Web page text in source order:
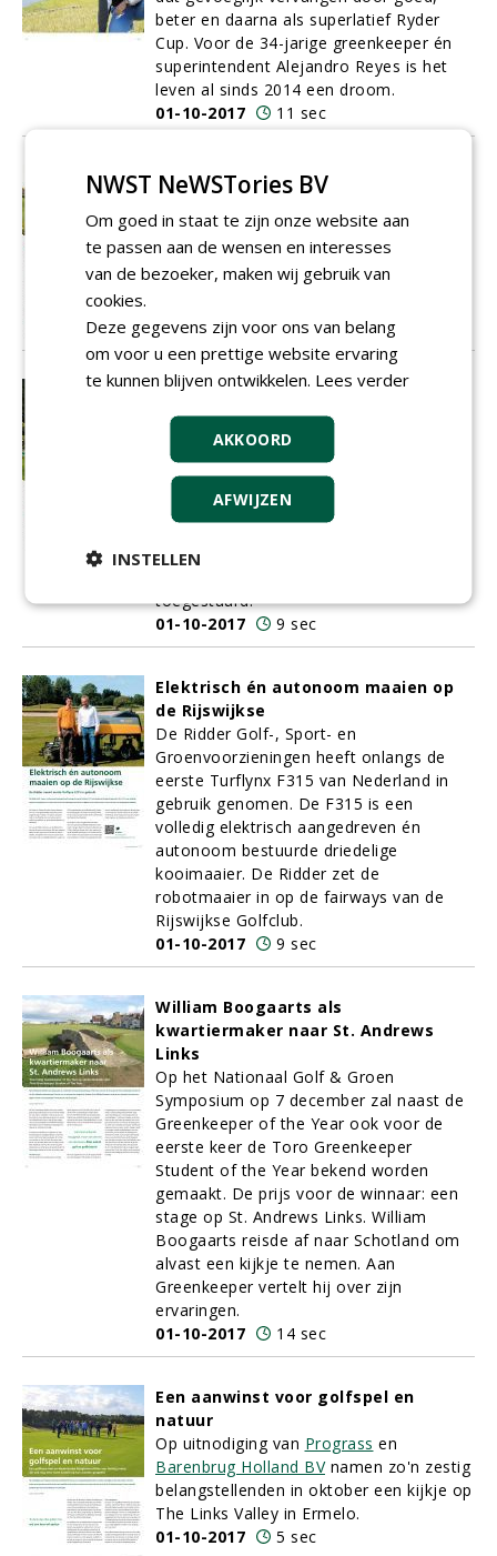
beter en daarna als superlatief Ryder
Cup. Voor de 34-jarige greenkeeper én
superintendent Alejandro Reyes is het
leven al sinds 2014 een droom.
01-10-2017
11 sec
'We kunnen nu sneller selecties
maken'
Vroeger werd in de glastuinbouw veel
gebruikgemaakt van rolkassen.
Tegenwoordig kiest men meer voor
Betere banen
De Projectenparade is een overzicht van
de leukste, mooiste en meest bijzondere
renovaties, nieuwbouwprojecten of
verbeteringen aan nieuwe en bestaande
banen. Uw project ook op deze pagina´s
in Greenkeeper? Stuur een e-mail naar
Lieke van der Weijde (lieke@nwst.nl) en u
toegestuurd.
01-10-2017
9 sec
Elektrisch én autonoom maaien op
de Rijswijkse
De Ridder Golf-, Sport- en
Groenvoorzieningen heeft onlangs de
eerste Turflynx F315 van Nederland in
gebruik genomen. De F315 is een
volledig elektrisch aangedreven én
autonoom bestuurde driedelige
kooimaaier. De Ridder zet de
robotmaaier in op de fairways van de
Rijswijkse Golfclub.
01-10-2017
9 sec
William Boogaarts als
kwartiermaker naar St. Andrews
Links
Op het Nationaal Golf & Groen
Symposium op 7 december zal naast de
Greenkeeper of the Year ook voor de
eerste keer de Toro Greenkeeper
Student of the Year bekend worden
gemaakt. De prijs voor de winnaar: een
stage op St. Andrews Links. William
Boogaarts reisde af naar Schotland om
alvast een kijkje te nemen. Aan
Greenkeeper vertelt hij over zijn
ervaringen.
01-10-2017
14 sec
Een aanwinst voor golfspel en
natuur
Op uitnodiging van Prograss en
Barenbrug Holland BVnamen zo'n zestig
belangstellenden in oktober een kijkje op
The Links Valley in Ermelo.
01-10-2017
5 sec
NWST NeWSTories BV
Om goed in staat te zijn onze website aan
te passen aan de wensen en interesses
van de bezoeker, maken wij gebruik van
cookies.
Deze gegevens zijn voor ons van belang
om voor u een prettige website ervaring
te kunnen blijven ontwikkelen. Lees verder
AKKOORD
AFWIJZEN
INSTELLEN